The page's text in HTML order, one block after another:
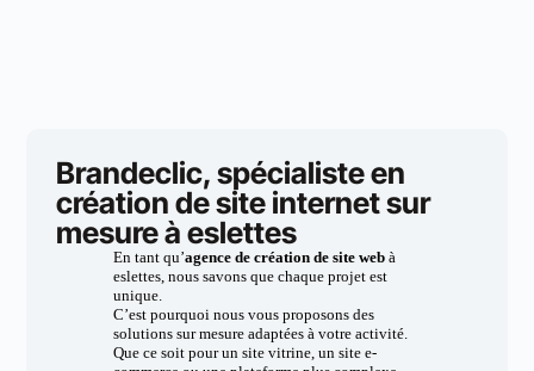
Brandeclic, spécialiste en
création de site internet sur
mesure à eslettes
En tant qu’agence de création de site webà
eslettes, nous savons que chaque projet est
unique.
C’est pourquoi nous vous proposons des
solutions sur mesure adaptées à votre activité.
Que ce soit pour un site vitrine, un site e-